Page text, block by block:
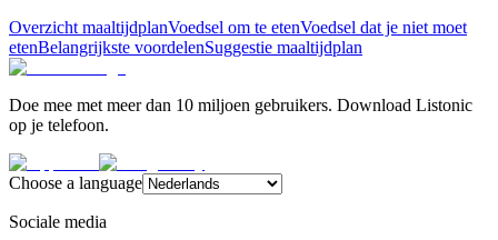
Overzicht maaltijdplanVoedsel om te etenVoedsel dat je niet moet
etenBelangrijkste voordelenSuggestie maaltijdplan
Doe mee met meer dan 10 miljoen gebruikers. Download Listonic
op je telefoon.
Choose a language
Sociale media